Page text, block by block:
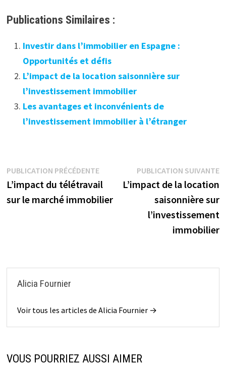
Publications Similaires :
Investir dans l’immobilier en Espagne :
Opportunités et défis
L’impact de la location saisonnière sur
l’investissement immobilier
Les avantages et inconvénients de
l’investissement immobilier à l’étranger
Navigation
de
PUBLICATION PRÉCÉDENTEPublication
précédente :
L’impact du télétravail
sur le marché immobilier
PUBLICATION SUIVANTE
L’impact de la location
saisonnière sur
l’investissement
immobilier
Alicia Fournier
Voir tous les articles de Alicia Fournier →
VOUS POURRIEZ AUSSI AIMER